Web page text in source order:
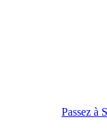
Passez à